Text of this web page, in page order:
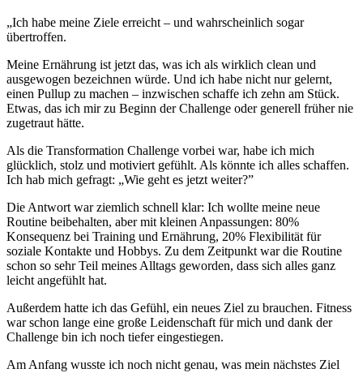
„Ich habe meine Ziele erreicht – und wahrscheinlich sogar
übertroffen.
Meine Ernährung ist jetzt das, was ich als wirklich clean und
ausgewogen bezeichnen würde. Und ich habe nicht nur gelernt,
einen Pullup zu machen – inzwischen schaffe ich zehn am Stück.
Etwas, das ich mir zu Beginn der Challenge oder generell früher nie
zugetraut hätte.
Als die Transformation Challenge vorbei war, habe ich mich
glücklich, stolz und motiviert gefühlt. Als könnte ich alles schaffen.
Ich hab mich gefragt: „Wie geht es jetzt weiter?”
Die Antwort war ziemlich schnell klar: Ich wollte meine neue
Routine beibehalten, aber mit kleinen Anpassungen: 80%
Konsequenz bei Training und Ernährung, 20% Flexibilität für
soziale Kontakte und Hobbys. Zu dem Zeitpunkt war die Routine
schon so sehr Teil meines Alltags geworden, dass sich alles ganz
leicht angefühlt hat.
Außerdem hatte ich das Gefühl, ein neues Ziel zu brauchen. Fitness
war schon lange eine große Leidenschaft für mich und dank der
Challenge bin ich noch tiefer eingestiegen.
Am Anfang wusste ich noch nicht genau, was mein nächstes Ziel